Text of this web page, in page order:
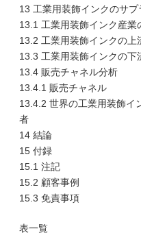
13 工業用装飾インクのサ
13.1 工業用装飾インク産業
13.2 工業用装飾インクの上
13.3 工業用装飾インクの下
13.4 販売チャネル分析
13.4.1 販売チャネル
13.4.2 世界の工業用装飾イ
者
14 結論
15 付録
15.1 注記
15.2 顧客事例
15.3 免責事項
表一覧